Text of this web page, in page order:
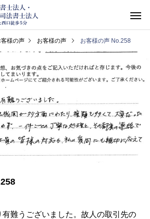
様の声 お客様の声 お客様の声 No.258
有難うございました。故人の取引先の